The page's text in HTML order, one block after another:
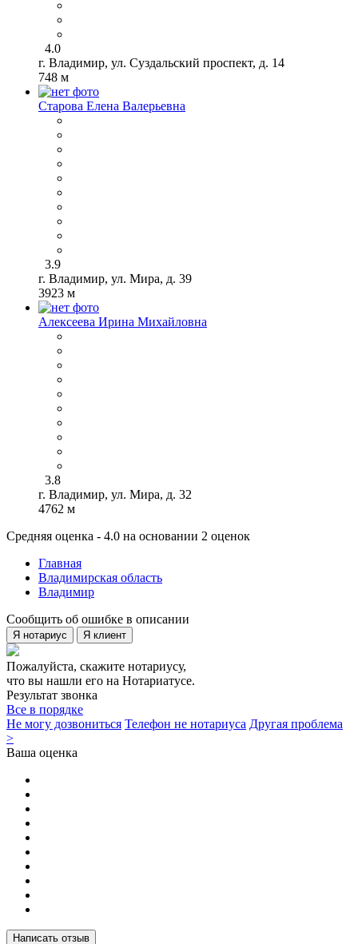
4.0
г. Владимир, ул. Суздальский проспект, д. 14
748 м
Старова Елена Валерьевна
3.9
г. Владимир, ул. Мира, д. 39
3923 м
Алексеева Ирина Михайловна
3.8
г. Владимир, ул. Мира, д. 32
4762 м
Средняя оценка - 4.0 на основании 2 оценок
Главная
Владимирская область
Владимир
Сообщить об ошибке в описании
Я нотариус Я клиент
Пожалуйста, скажите нотариусу,
что вы нашли его на Нотариатусе.
Результат звонка
Все в порядке
Не могу дозвониться Телефон не нотариуса Другая проблема
>
Ваша оценка
Написать отзыв